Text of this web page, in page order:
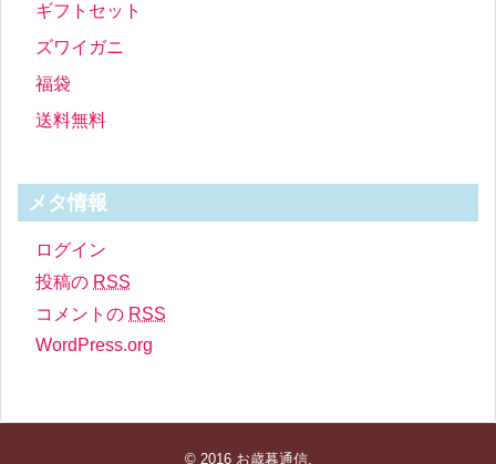
ギフトセット
ズワイガニ
福袋
送料無料
メタ情報
ログイン
投稿の RSS
コメントの RSS
WordPress.org
© 2016 お歳暮通信.